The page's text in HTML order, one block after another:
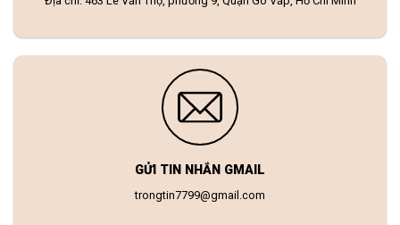
GỬI TIN NHẮN GMAIL
trongtin7799@gmail.com